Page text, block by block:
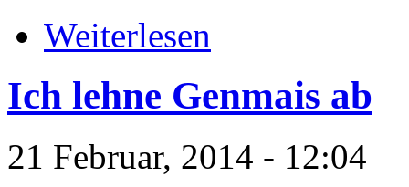
Weiterlesen
Ich lehne Genmais ab
21 Februar, 2014 - 12:04